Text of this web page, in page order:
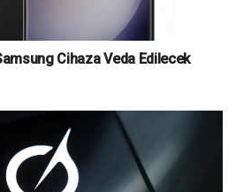
Cihaza Veda Edilecek